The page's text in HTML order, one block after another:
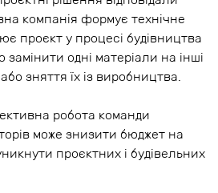
компанія формує технічне
проєкт у процесі будівництва
замінити одні матеріали на інші
зняття їх із виробництва.
робота команди
може знизити бюджет на
проєктних і будівельних